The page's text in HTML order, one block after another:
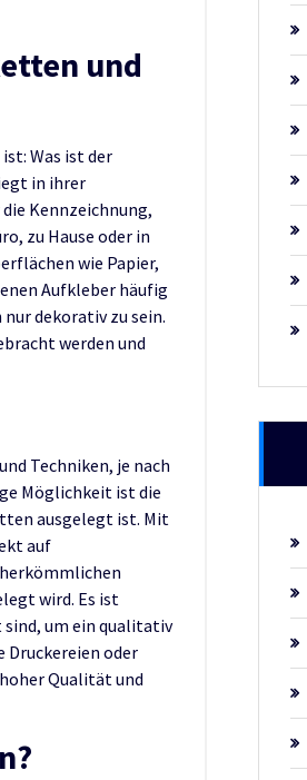
und
Was ist der
in ihrer
Kennzeichnung,
zu Hause oder in
wie Papier,
Aufkleber häufig
dekorativ zu sein.
werden und
Techniken, je nach
Möglichkeit ist die
ausgelegt ist. Mit
auf
wird. Es ist
um ein qualitativ
Druckereien oder
Qualität und